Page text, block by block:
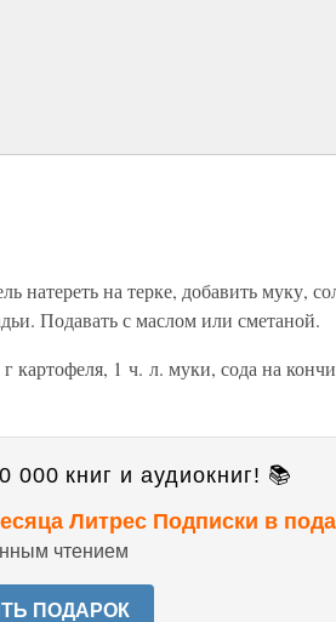
натереть на терке, добавить муку,
Подавать с маслом или сметаной.
картофеля, 1 ч. л. муки, сода на
000 книг и аудиокниг! 📚
Литрес Подписки в
чтением
ПОДАРОК